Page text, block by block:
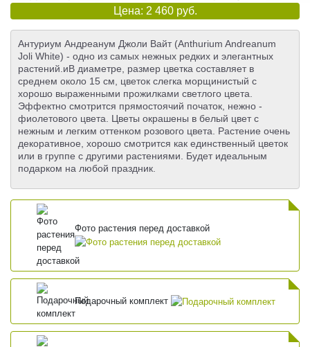
Цена: 2 460 руб.
Антуриум Андреанум Джоли Вайт (Anthurium Andreanum
Joli White) - одно из самых нежных редких и элегантных
растений.иВ диаметре, размер цветка составляет в
среднем около 15 см, цветок слегка морщинистый с
хорошо выраженными прожилками светлого цвета.
Эффектно смотрится прямостоячий початок, нежно -
фиолетового цвета. Цветы окрашены в белый цвет с
нежным и легким оттенком розового цвета. Растение очень
декоративное, хорошо смотрится как единственный цветок
или в группе с другими растениями. Будет идеальным
подарком на любой праздник.
Фото растения перед доставкой
Подарочный комплект